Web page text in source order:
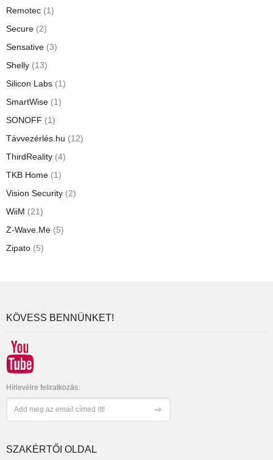
Remotec (1)
Secure (2)
Sensative (3)
Shelly (13)
Silicon Labs (1)
SmartWise (1)
SONOFF (1)
Távvezérlés.hu (12)
ThirdReality (4)
TKB Home (1)
Vision Security (2)
WiiM (21)
Z-Wave.Me (5)
Zipato (5)
KÖVESS BENNÜNKET!
Hírlevélre feliratkozás:
SZAKÉRTŐI OLDAL